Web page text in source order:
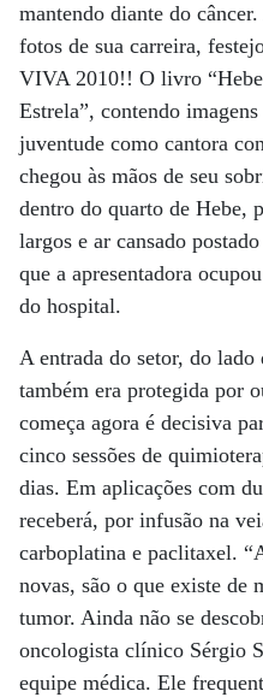
mantendo diante do
fotos de sua carreira,
VIVA 2010!! O livro
Estrela”, contendo
juventude como cantora
chegou às mãos de seu
dentro do quarto de Hebe,
largos e ar cansado
que a apresentadora
do hospital.
A entrada do setor, do
também era protegida por
começa agora é decisiva
cinco sessões de
dias. Em aplicações com
receberá, por infusão na
carboplatina e paclitaxel.
novas, são o que existe de
tumor. Ainda não se
oncologista clínico Sérgio
equipe médica. Ele